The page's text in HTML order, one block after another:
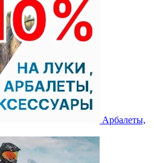
Арбалеты,